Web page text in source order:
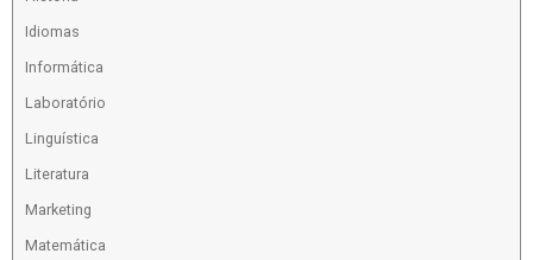
Idiomas
Informática
Laboratório
Linguística
Literatura
Marketing
Matemática